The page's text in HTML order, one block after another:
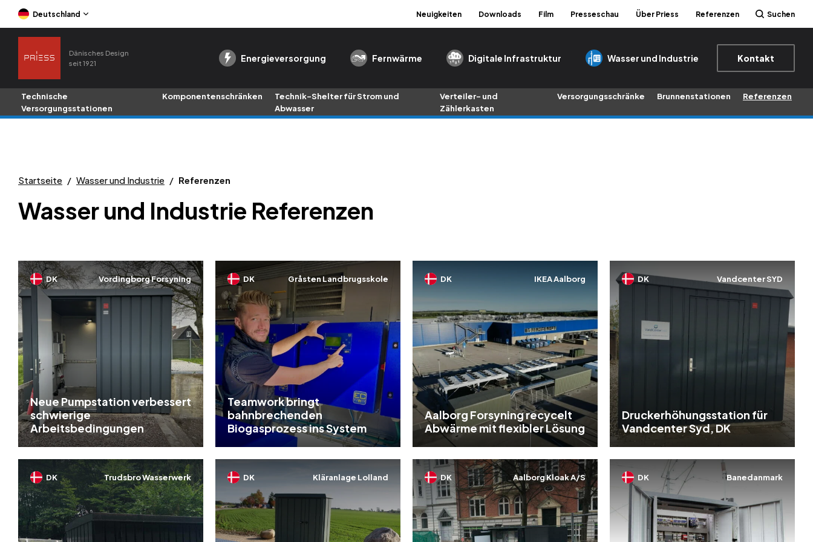
Deutschland Neuigkeiten Downloads Film Presseschau Über Priess Referenzen Suchen
Dänisches Design
seit 1921
Energieversorgung Fernwärme Digitale Infrastruktur Wasser und Industrie Kontakt
Technische
Versorgungsstationen
Komponentenschränken
Technik-Shelter für Strom und
Abwasser
Verteiler- und
Zählerkasten
Versorgungsschränke Brunnenstationen Referenzen
Startseite / Wasser und Industrie / Referenzen
Wasser und Industrie Referenzen
DK Vordingborg Forsyning
Neue Pumpstation verbessert
schwierige
Arbeitsbedingungen
DK Gråsten Landbrugsskole
Teamwork bringt
bahnbrechenden
Biogasprozess ins System
DK IKEA Aalborg
Aalborg Forsyning recycelt
Abwärme mit flexibler Lösung
DK Vandcenter SYD
Druckerhöhungsstation für
Vandcenter Syd, DK
DK Trudsbro Wasserwerk DK Kläranlage Lolland DK Aalborg Kloak A/S DK Banedanmark